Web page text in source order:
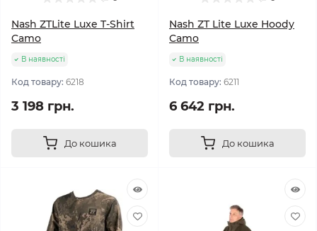
Nash ZTLite Luxe T-Shirt
Camo
В наявності
Код товару: 6218
3 198 грн.
До кошика
Nash ZT Lite Luxe Hoody
Camo
В наявності
Код товару: 6211
6 642 грн.
До кошика